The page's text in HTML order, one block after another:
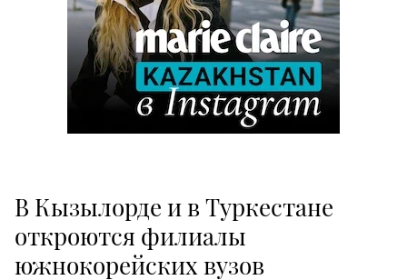
В Кызылорде и в Туркестане
откроются филиалы
южнокорейских вузов